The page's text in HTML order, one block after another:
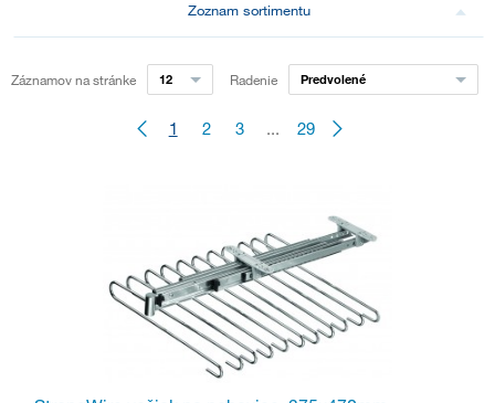
Zoznam sortimentu
Záznamov na stránke 12 Radenie Predvolené
1 2 3 ... 29